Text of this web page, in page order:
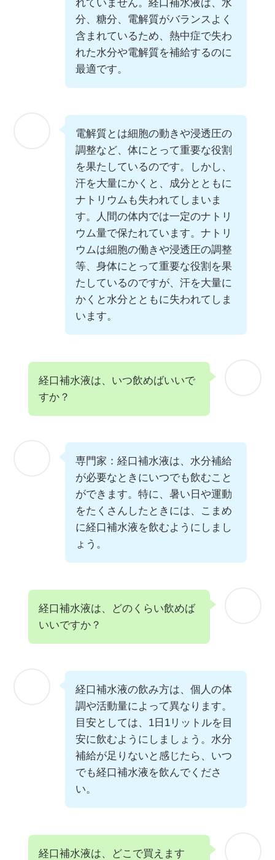
れていません。経口補水液は、水
分、糖分、電解質がバランスよく
含まれているため、熱中症で失わ
れた水分や電解質を補給するのに
最適です。
電解質とは細胞の動きや浸透圧の
調整など、体にとって重要な役割
を果たしているのです。しかし、
汗を大量にかくと、成分とともに
ナトリウムも失われてしまいま
す。人間の体内では一定のナトリ
ウム量で保たれています。ナトリ
ウムは細胞の働きや浸透圧の調整
等、身体にとって重要な役割を果
たしているのですが、汗を大量に
かくと水分とともに失われてしま
います。
経口補水液は、いつ飲めばいいで
すか？
専門家：経口補水液は、水分補給
が必要なときにいつでも飲むこと
ができます。特に、暑い日や運動
をたくさんしたときには、こまめ
に経口補水液を飲むようにしまし
ょう。
経口補水液は、どのくらい飲めば
いいですか？
経口補水液の飲み方は、個人の体
調や活動量によって異なります。
目安としては、1日1リットルを目
安に飲むようにしましょう。水分
補給が足りないと感じたら、いつ
でも経口補水液を飲んでくださ
い。
経口補水液は、どこで買えます